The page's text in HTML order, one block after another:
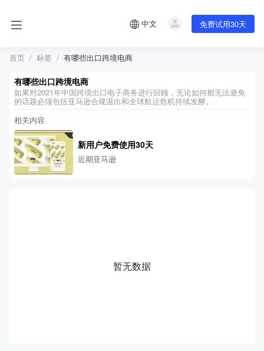
中文 免费试用30天
首页 标签 有哪些出口跨境电商
有哪些出口跨境电商
如果对2021年中国跨境出口电子商务进行回顾，无论如何都无法避免
的话题必须包括亚马逊合规退出和全球航运危机持续发酵。
相关内容
新用户免费使用30天
近期亚马逊
暂无数据